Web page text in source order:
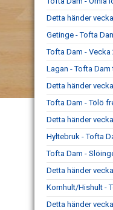
Detta händer
Getinge - Tofta
Tofta Dam - Vecka
Lagan - Tofta
Detta händer
Tofta Dam - Tölö
Detta händer
Hyltebruk - Tofta
Tofta Dam -
Detta händer
Kornhult/Hishult -
Detta händer